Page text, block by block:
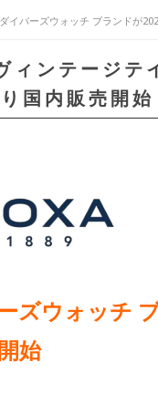
イバーズウォッチ ブランドが
ンテージテ
国内販売開始
ズウォッチ
始